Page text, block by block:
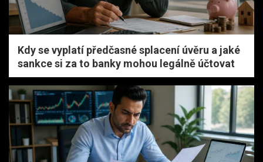
Kdy se vyplatí předčasné splacení úvěru a jaké
sankce si za to banky mohou legálně účtovat